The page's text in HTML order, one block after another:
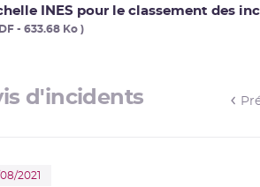
sous contrainte
INES pour le classement des
- 633.68 Ko )
d'incidents
2021